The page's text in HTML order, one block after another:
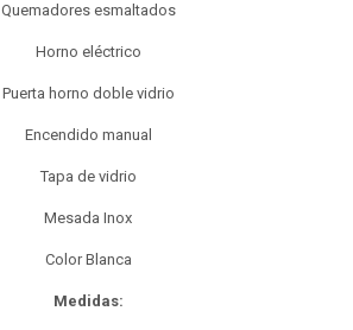
Quemadores esmaltados
Horno eléctrico
Puerta horno doble vidrio
Encendido manual
Tapa de vidrio
Mesada Inox
Color Blanca
Medidas: